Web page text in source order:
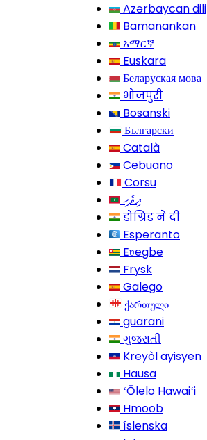
Azərbaycan dili
Bamanankan
አማርኛ
Euskara
Беларуская мова
भोजपुरी
Bosanski
Български
Català
Cebuano
Corsu
ދިވެހި
डोग्रिड ने दी
Esperanto
Eʋegbe
Frysk
Galego
ქართული
guarani
ગુજરાતી
Kreyòl ayisyen
Hausa
ʻŌlelo Hawaiʻi
Hmoob
íslenska